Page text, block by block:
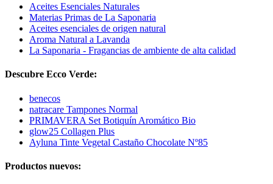
Aceites Esenciales Naturales
Materias Primas de La Saponaria
Aceites esenciales de origen natural
Aroma Natural a Lavanda
La Saponaria - Fragancias de ambiente de alta calidad
Descubre Ecco Verde:
benecos
natracare Tampones Normal
PRIMAVERA Set Botiquín Aromático Bio
glow25 Collagen Plus
Ayluna Tinte Vegetal Castaño Chocolate Nº85
Productos nuevos: